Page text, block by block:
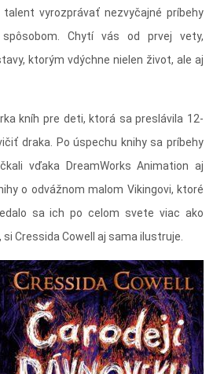
vyrozprávať nezvyčajné príbehy
Chytí vás od prvej vety,
ktorým vdýchne nielen život, ale aj
kníh pre deti, ktorá sa preslávila 12-
draka. Po úspechu knihy sa príbehy
vďaka DreamWorks Animation aj
o odvážnom malom Vikingovi, ktoré
sa ich po celom svete viac ako
Cressida Cowell aj sama ilustruje.